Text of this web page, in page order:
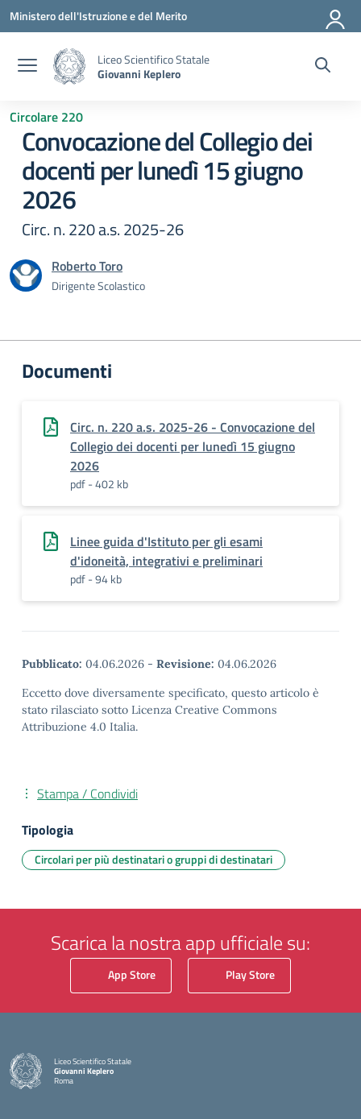
Vai ai contenuti
Vai al menu di navigazione
Vai al footer
Ministero dell'Istruzione e del Merito
Liceo Scientifico Statale
Giovanni Keplero
Circolare 220
Convocazione del Collegio dei
docenti per lunedì 15 giugno
2026
Circ. n. 220 a.s. 2025-26
Roberto Toro
Dirigente Scolastico
Documenti
Circ. n. 220 a.s. 2025-26 - Convocazione del
Collegio dei docenti per lunedì 15 giugno
2026
pdf - 402 kb
Linee guida d'Istituto per gli esami
d'idoneità, integrativi e preliminari
pdf - 94 kb
Pubblicato: 04.06.2026 - Revisione: 04.06.2026
Eccetto dove diversamente specificato, questo articolo è
stato rilasciato sotto Licenza Creative Commons
Attribuzione 4.0 Italia.
Stampa / Condividi
Tipologia
Circolari per più destinatari o gruppi di destinatari
Scarica la nostra app ufficiale su:
App Store Play Store
Liceo Scientifico Statale
Giovanni Keplero
Roma